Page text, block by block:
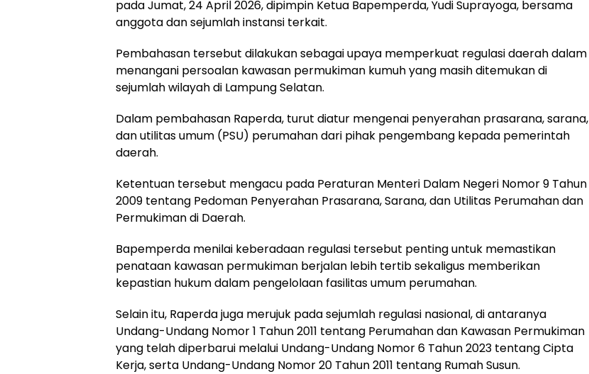
pada Jumat, 24 April 2026, dipimpin Ketua Bapemperda, Yudi Suprayoga, bersama
anggota dan sejumlah instansi terkait.
Pembahasan tersebut dilakukan sebagai upaya memperkuat regulasi daerah dalam
menangani persoalan kawasan permukiman kumuh yang masih ditemukan di
sejumlah wilayah di Lampung Selatan.
Dalam pembahasan Raperda, turut diatur mengenai penyerahan prasarana, sarana,
dan utilitas umum (PSU) perumahan dari pihak pengembang kepada pemerintah
daerah.
Ketentuan tersebut mengacu pada Peraturan Menteri Dalam Negeri Nomor 9 Tahun
2009 tentang Pedoman Penyerahan Prasarana, Sarana, dan Utilitas Perumahan dan
Permukiman di Daerah.
Bapemperda menilai keberadaan regulasi tersebut penting untuk memastikan
penataan kawasan permukiman berjalan lebih tertib sekaligus memberikan
kepastian hukum dalam pengelolaan fasilitas umum perumahan.
Selain itu, Raperda juga merujuk pada sejumlah regulasi nasional, di antaranya
Undang-Undang Nomor 1 Tahun 2011 tentang Perumahan dan Kawasan Permukiman
yang telah diperbarui melalui Undang-Undang Nomor 6 Tahun 2023 tentang Cipta
Kerja, serta Undang-Undang Nomor 20 Tahun 2011 tentang Rumah Susun.